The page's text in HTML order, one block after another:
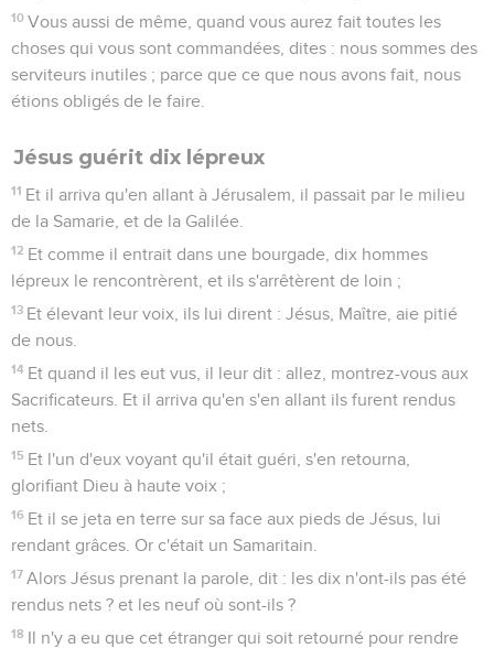
10 Vous aussi de même, quand vous aurez fait toutes les
choses qui vous sont commandées, dites : nous sommes des
serviteurs inutiles ; parce que ce que nous avons fait, nous
étions obligés de le faire.
Jésus guérit dix lépreux
11 Et il arriva qu'en allant à Jérusalem, il passait par le milieu
de la Samarie, et de la Galilée.
12 Et comme il entrait dans une bourgade, dix hommes
lépreux le rencontrèrent, et ils s'arrêtèrent de loin ;
13 Et élevant leur voix, ils lui dirent : Jésus, Maître, aie pitié
de nous.
14 Et quand il les eut vus, il leur dit : allez, montrez-vous aux
Sacrificateurs. Et il arriva qu'en s'en allant ils furent rendus
nets.
15 Et l'un d'eux voyant qu'il était guéri, s'en retourna,
glorifiant Dieu à haute voix ;
16 Et il se jeta en terre sur sa face aux pieds de Jésus, lui
rendant grâces. Or c'était un Samaritain.
17 Alors Jésus prenant la parole, dit : les dix n'ont-ils pas été
rendus nets ? et les neuf où sont-ils ?
18 Il n'y a eu que cet étranger qui soit retourné pour rendre